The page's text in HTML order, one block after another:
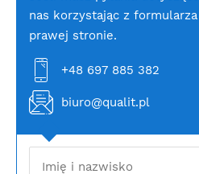
nas korzystając z
prawej stronie.
+48 697 885 382
biuro@qualit.pl